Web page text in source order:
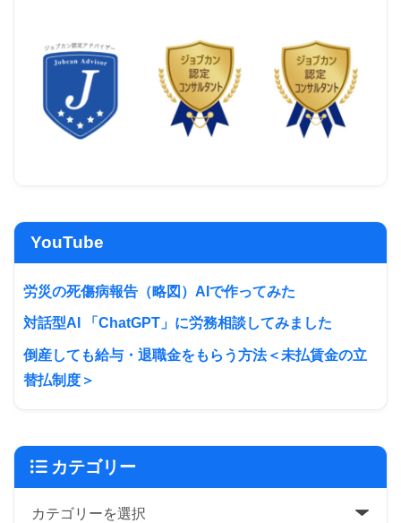
YouTube
労災の死傷病報告（略図）AIで作ってみた
対話型AI 「ChatGPT」に労務相談してみました
倒産しても給与・退職金をもらう方法＜未払賃金の立
替払制度＞
カテゴリー